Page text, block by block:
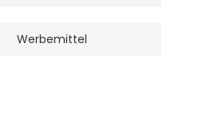
Werbemittel